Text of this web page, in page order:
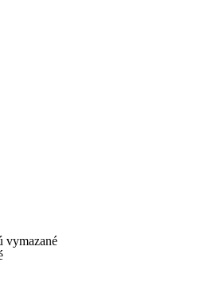
vymazané